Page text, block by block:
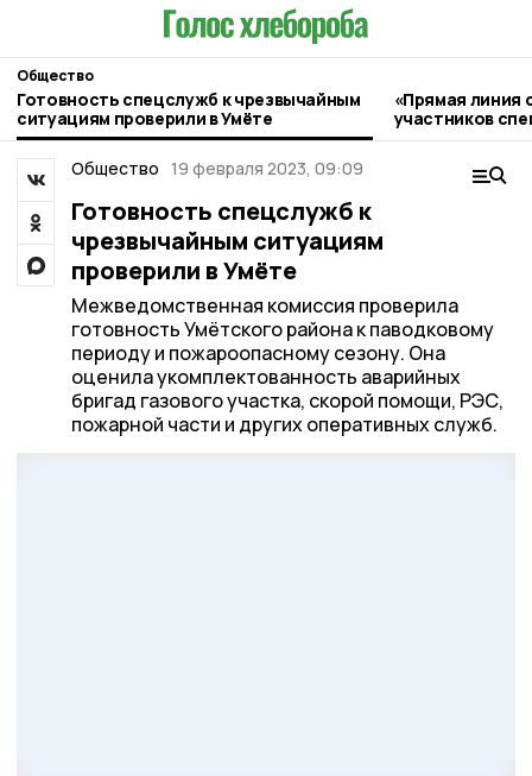
Общество
Готовность спецслужб к чрезвычайным
ситуациям проверили в Умёте
«Прямая линия
участников
прошла в Умёте
Общество 19 февраля 2023, 09:09
Готовность спецслужб к
чрезвычайным ситуациям
проверили в Умёте
Межведомственная комиссия проверила
готовность Умётского района к паводковому
периоду и пожароопасному сезону. Она
оценила укомплектованность аварийных
бригад газового участка, скорой помощи, РЭС,
пожарной части и других оперативных служб.